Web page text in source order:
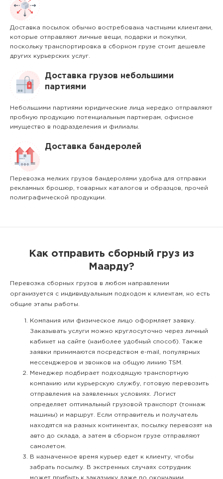
Доставка посылок обычно востребована частными клиентами,
которые отправляют личные вещи, подарки и покупки,
поскольку транспортировка в сборном грузе стоит дешевле
других курьерских услуг.
Доставка грузов небольшими
партиями
Небольшими партиями юридические лица нередко отправляют
пробную продукцию потенциальным партнерам, офисное
имущество в подразделения и филиалы.
Доставка бандеролей
Перевозка мелких грузов бандеролями удобна для отправки
рекламных брошюр, товарных каталогов и образцов, прочей
полиграфической продукции.
Как отправить сборный груз из
Маарду?
Перевозка сборных грузов в любом направлении
организуется с индивидуальным подходом к клиентам, но есть
общие этапы работы.
Компания или физическое лицо оформляет заявку.
Заказывать услуги можно круглосуточно через личный
кабинет на сайте (наиболее удобный способ). Также
заявки принимаются посредством e-mail, популярных
мессенджеров и звонков на общую линию TSM.
Менеджер подбирает подходящую транспортную
компанию или курьерскую службу, готовую перевозить
отправления на заявленных условиях. Логист
определяет оптимальный грузовой транспорт (тоннаж
машины) и маршрут. Если отправитель и получатель
находятся на разных континентах, посылку перевозят на
авто до склада, а затем в сборном грузе отправляют
самолетом.
В назначенное время курьер едет к клиенту, чтобы
забрать посылку. В экстренных случаях сотрудник
может прибыть к заказчику даже по окончании